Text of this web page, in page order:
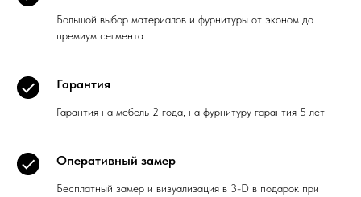
Большой выбор материалов и фурнитуры от эконом до
премиум сегмента
Гарантия
Гарантия на мебель 2 года, на фурнитуру гарантия 5 лет
Оперативный замер
Бесплатный замер и визуализация в 3-D в подарок при